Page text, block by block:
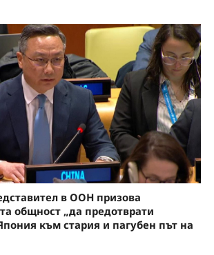
в ООН призова
общност „да предотврати
към стария и пагубен път на